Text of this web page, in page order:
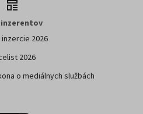
inzerentov
inzercie 2026
2026
o mediálnych službách